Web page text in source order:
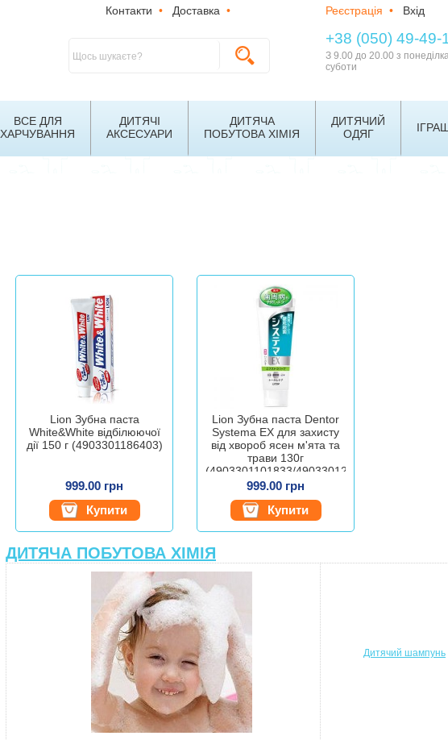
Контакти • Доставка • Реєстрація • Вхід
+38 (050) 49-49-
З 9.00 до 20.00 з
суботи
ВСЕ ДЛЯ
ХАРЧУВАННЯ
ДИТЯЧІ
АКСЕСУАРИ
ДИТЯЧА
ПОБУТОВА ХІМІЯ
ДИТЯЧИЙ
ОДЯГ
Lion Зубна паста
White&White відбілюючої
дії 150 г (4903301186403)
999.00 грн
Купити
Lion Зубна паста Dentor
Systema EX для захисту
від хвороб ясен м'ята та
трави 130г
(4903301101833/4903301268925)
999.00 грн
Купити
ДИТЯЧА ПОБУТОВА ХІМІЯ
Дитячий шампунь